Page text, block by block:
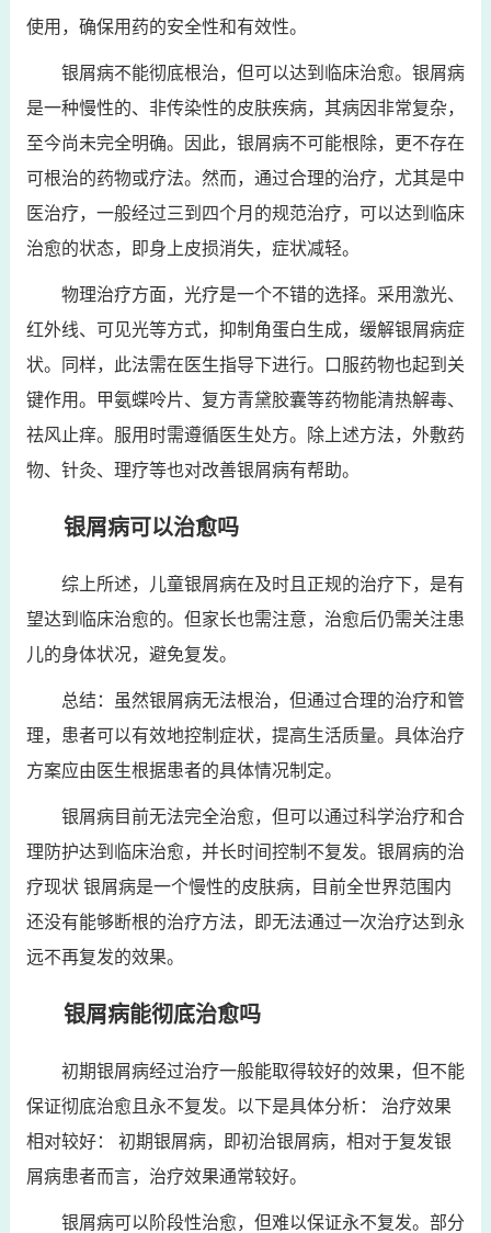
使用，确保用药的安全性和有效性。
银屑病不能彻底根治，但可以达到临床治愈。银屑病
是一种慢性的、非传染性的皮肤疾病，其病因非常复杂，
至今尚未完全明确。因此，银屑病不可能根除，更不存在
可根治的药物或疗法。然而，通过合理的治疗，尤其是中
医治疗，一般经过三到四个月的规范治疗，可以达到临床
治愈的状态，即身上皮损消失，症状减轻。
物理治疗方面，光疗是一个不错的选择。采用激光、
红外线、可见光等方式，抑制角蛋白生成，缓解银屑病症
状。同样，此法需在医生指导下进行。口服药物也起到关
键作用。甲氨蝶呤片、复方青黛胶囊等药物能清热解毒、
祛风止痒。服用时需遵循医生处方。除上述方法，外敷药
物、针灸、理疗等也对改善银屑病有帮助。
银屑病可以治愈吗
综上所述，儿童银屑病在及时且正规的治疗下，是有
望达到临床治愈的。但家长也需注意，治愈后仍需关注患
儿的身体状况，避免复发。
总结：虽然银屑病无法根治，但通过合理的治疗和管
理，患者可以有效地控制症状，提高生活质量。具体治疗
方案应由医生根据患者的具体情况制定。
银屑病目前无法完全治愈，但可以通过科学治疗和合
理防护达到临床治愈，并长时间控制不复发。银屑病的治
疗现状 银屑病是一个慢性的皮肤病，目前全世界范围内
还没有能够断根的治疗方法，即无法通过一次治疗达到永
远不再复发的效果。
银屑病能彻底治愈吗
初期银屑病经过治疗一般能取得较好的效果，但不能
保证彻底治愈且永不复发。以下是具体分析： 治疗效果
相对较好： 初期银屑病，即初治银屑病，相对于复发银
屑病患者而言，治疗效果通常较好。
银屑病可以阶段性治愈，但难以保证永不复发。部分